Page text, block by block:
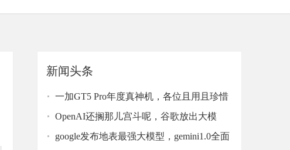
新闻头条
一加GT5 Pro年度真神机，各位且用且珍惜
OpenAI还搁那儿宫斗呢，谷歌放出大模
型，全面超
google发布地表最强大模型，gemini1.0全面